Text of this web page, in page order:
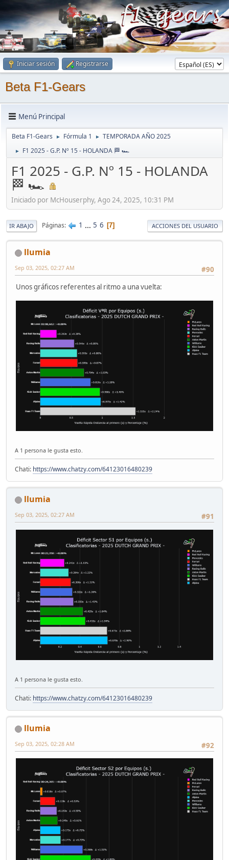
Iniciar sesión Registrarse
Beta F1-Gears
Menú Principal
Beta F1-Gears ► Fórmula 1 ► TEMPORADA AÑO 2025
► F1 2025 - G.P. Nº 15 - HOLANDA 🏁 🏎
F1 2025 - G.P. Nº 15 - HOLANDA
🏁 🏎
Iniciado por McHouserphy, Ago 24, 2025, 10:31 PM
IR ABAJO Páginas 1 ... 5 6 7 ACCIONES DEL USUARIO
llumia
#90
Sep 03, 2025, 02:27 AM
Unos gráficos referentes al ritmo a una vuelta:
A 1 persona le gusta esto.
Chati: https://www.chatzy.com/64123016480239
llumia
#91
Sep 03, 2025, 02:27 AM
A 1 persona le gusta esto.
Chati: https://www.chatzy.com/64123016480239
llumia
#92
Sep 03, 2025, 02:28 AM